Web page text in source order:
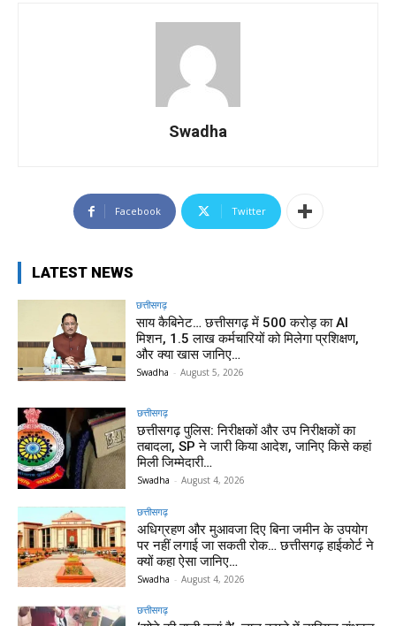
Swadha
Facebook Twitter
LATEST NEWS
छत्तीसगढ़
साय कैबिनेट… छत्तीसगढ़ में 500 करोड़ का AI
मिशन, 1.5 लाख कर्मचारियों को मिलेगा प्रशिक्षण,
और क्या खास जानिए…
Swadha - August 5, 2026
छत्तीसगढ़
छत्तीसगढ़ पुलिस: निरीक्षकों और उप निरीक्षकों का
तबादला, SP ने जारी किया आदेश, जानिए किसे कहां
मिली जिम्मेदारी…
Swadha - August 4, 2026
छत्तीसगढ़
अधिग्रहण और मुआवजा दिए बिना जमीन के उपयोग
पर नहीं लगाई जा सकती रोक… छत्तीसगढ़ हाईकोर्ट ने
क्यों कहा ऐसा जानिए…
Swadha - August 4, 2026
छत्तीसगढ़